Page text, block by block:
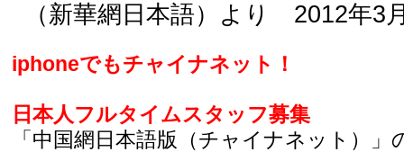
（新華網日本語）より 2012年3
iphoneでもチャイナネット！
日本人フルタイムスタッフ募集
「中国網日本語版（チャイナネット）」